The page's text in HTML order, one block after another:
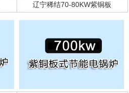
辽宁稀结70-80KW紫铜板